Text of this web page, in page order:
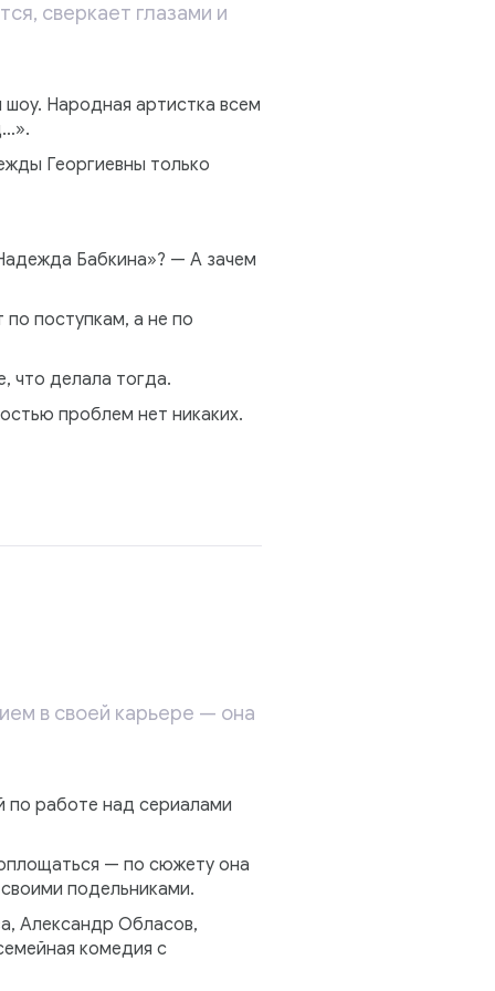
сверкает глазами и
Народная артистка всем
Георгиевны только
Бабкина»? — А зачем
по поступкам, а не по
что делала тогда.
проблем нет никаких.
в своей карьере — она
по работе над сериалами
— по сюжету она
подельниками.
Александр Обласов,
комедия с